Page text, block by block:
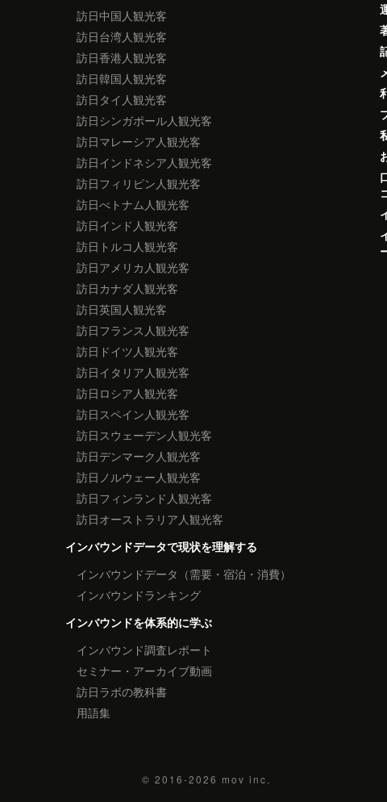
訪日中国人観光客
訪日台湾人観光客
訪日香港人観光客
訪日韓国人観光客
訪日タイ人観光客
訪日シンガポール人観光客
訪日マレーシア人観光客
訪日インドネシア人観光客
訪日フィリピン人観光客
訪日べトナム人観光客
訪日インド人観光客
訪日トルコ人観光客
訪日アメリカ人観光客
訪日カナダ人観光客
訪日英国人観光客
訪日フランス人観光客
訪日ドイツ人観光客
訪日イタリア人観光客
訪日ロシア人観光客
訪日スペイン人観光客
訪日スウェーデン人観光客
訪日デンマーク人観光客
訪日ノルウェー人観光客
訪日フィンランド人観光客
訪日オーストラリア人観光客
インバウンドデータで現状を理解する
インバウンドデータ（需要・宿泊・消費）
インバウンドランキング
インバウンドを体系的に学ぶ
インバウンド調査レポート
セミナー・アーカイブ動画
訪日ラボの教科書
用語集
© 2016-2026 mov inc.